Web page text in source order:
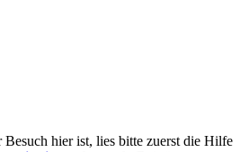
Besuch hier ist, lies bitte zuerst die Hilfe